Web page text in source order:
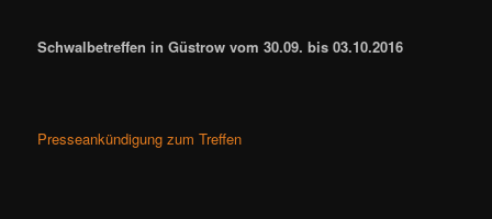
Schwalbetreffen in Güstrow vom 30.09. bis 03.10.2016
Presseankündigung zum Treffen